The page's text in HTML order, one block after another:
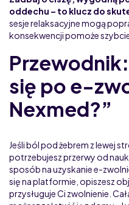
oddechu – to klucz do
sesje relaksacyjne mogą
konsekwencji pomoże
Przewodnik:
się po e-
Nexmed?”
Jeśli ból pod żebrem z lewej
potrzebujesz przerwy od
sposób na uzyskanie e-
się na platformie, opiszesz
przysługuje Ci zwolnienie.